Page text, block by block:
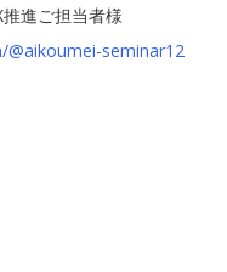
進ご担当者様
seminar12